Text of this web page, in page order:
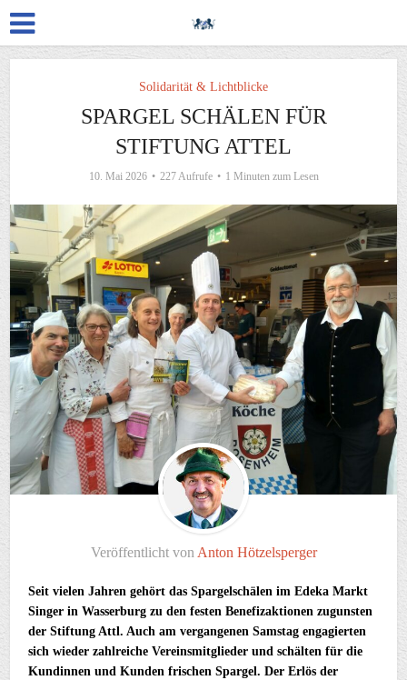
Solidarität & Lichtblicke
SPARGEL SCHÄLEN FÜR
STIFTUNG ATTEL
10. Mai 2026 227 Aufrufe 1 Minuten zum Lesen
Veröffentlicht von Anton Hötzelsperger
Seit vielen Jahren gehört das Spargelschälen im Edeka Markt
Singer in Wasserburg zu den festen Benefizaktionen zugunsten
der Stiftung Attl. Auch am vergangenen Samstag engagierten
sich wieder zahlreiche Vereinsmitglieder und schälten für die
Kundinnen und Kunden frischen Spargel. Der Erlös der